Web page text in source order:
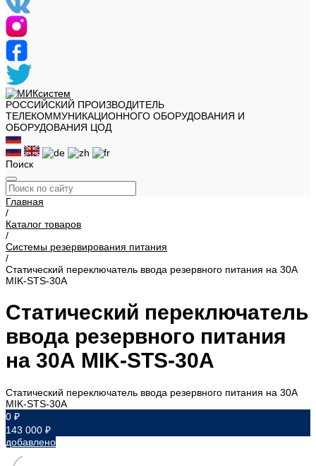
РОССИЙСКИЙ ПРОИЗВОДИТЕЛЬ
ТЕЛЕКОММУНИКАЦИОННОГО ОБОРУДОВАНИЯ И
ОБОРУДОВАНИЯ ЦОД
Поиск
Главная
/
Каталог товаров
/
Системы резервирования питания
/
Статический переключатель ввода резервного питания на 30А
MIK-STS-30A
Статический переключатель
ввода резервного питания
на 30А MIK-STS-30A
Статический переключатель ввода резервного питания на 30А
MIK-STS-30A
0 ₽
143 000 ₽
добавлено